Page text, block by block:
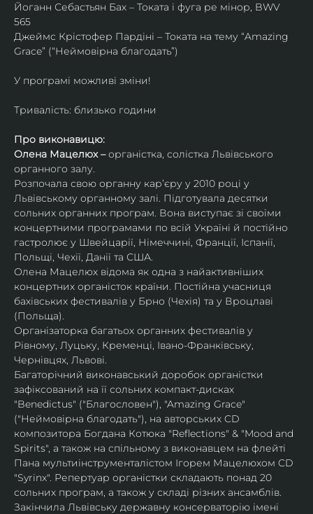
Йоганн Себастьян Бах – Токата і фуга ре мінор, BWV
565
Джеймс Крістофер Пардіні – Токата на тему “Amazing
Grace” (“Неймовірна благодать”)
У програмі можливі зміни!
Тривалість: близько години
Про виконавицю:
Олена Мацелюх – органістка, солістка Львівського
органного залу.
Розпочала свою органну кар’єру у 2010 році у
Львівському органному залі. Підготувала десятки
сольних органних програм. Вона виступає зі своїми
концертними програмами по всій Україні й постійно
гастролює у Швейцарії, Німеччині, Франції, Іспанії,
Польщі, Чехії, Данії та США.
Олена Мацелюх відома як одна з найактивніших
концертних органісток країни. Постійна учасниця
бахівських фестивалів у Брно (Чехія) та у Вроцлаві
(Польща).
Організаторка багатьох органних фестивалів у
Рівному, Луцьку, Кременці, Івано-Франківську,
Чернівцях, Львові.
Багаторічний виконавський доробок органістки
зафіксований на її сольних компакт-дисках
"Benedictus" ("Благословен"), "Amazing Grace"
("Неймовірна благодать"), на авторських CD
композитора Богдана Котюка "Reflections" & "Mood and
Spirits", а також на спільному з виконавцем на флейті
Пана мультиінструменталістом Ігорем Мацелюхом CD
"Syrinx". Репертуар органістки складають понад 20
сольних програм, а також у складі різних ансамблів.
Закінчила Львівську державну консерваторію імені